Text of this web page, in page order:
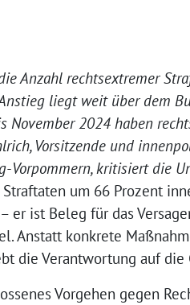
Anzahl rechtsextremer
liegt weit über dem
2024 haben
Vorsitzende und
Vorpommern, kritisiert die
um 66 Prozent
er ist Beleg für das
Anstatt konkrete
die Verantwortung auf die
Vorgehen gegen